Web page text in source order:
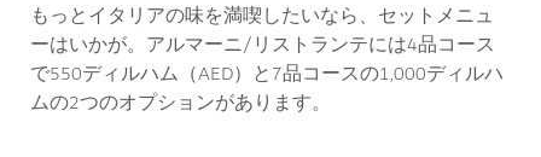
もっとイタリアの味を満喫したいなら、セットメニュ
ーはいかが。アルマーニ/リストランテには4品コース
で550ディルハム（AED）と7品コースの1,000ディルハ
ムの2つのオプションがあります。